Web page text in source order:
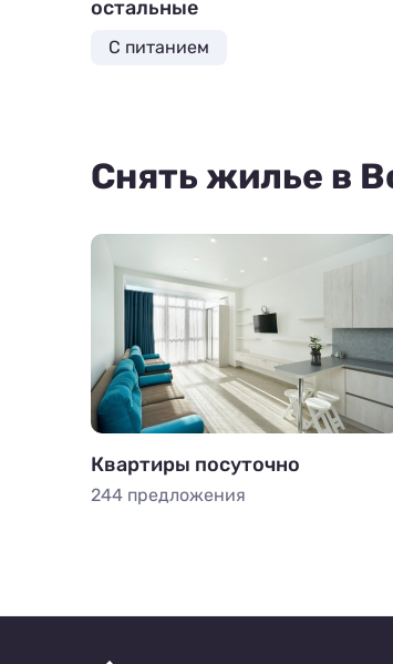
остальные
С питанием
Снять жилье в
Квартиры посуточно
244 предложения